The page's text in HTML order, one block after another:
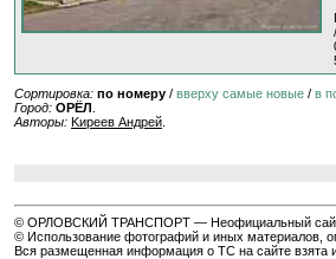
Сортировка: по номеру / вверху самые новые / в
Город: ОРЁЛ .
Авторы: Kиpeeв Aндpeй.
© ОРЛОВСКИЙ ТРАНСПОРТ — Неофициальный сайт
© Использование фотографий и иных материалов,
Вся размещенная информация о ТС на сайте взята